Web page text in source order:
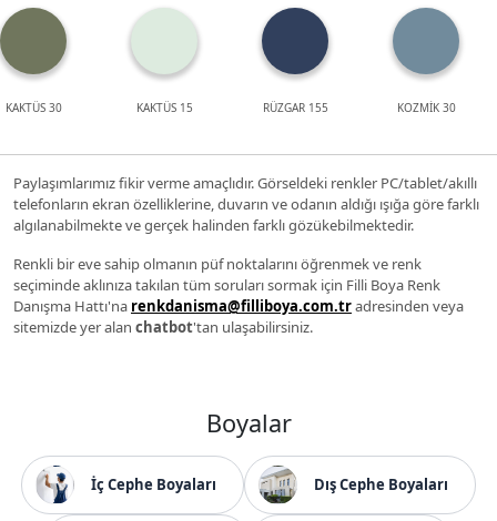
KAKTÜS 30 KAKTÜS 15 RÜZGAR 155 KOZMİK 30
Paylaşımlarımız fikir verme amaçlıdır. Görseldeki renkler PC/tablet/akıllı
telefonların ekran özelliklerine, duvarın ve odanın aldığı ışığa göre farklı
algılanabilmekte ve gerçek halinden farklı gözükebilmektedir.
Renkli bir eve sahip olmanın püf noktalarını öğrenmek ve renk
seçiminde aklınıza takılan tüm soruları sormak için Filli Boya Renk
Danışma Hattı'na renkdanisma@filliboya.com.tradresinden veya
sitemizde yer alan chatbot'tan ulaşabilirsiniz.
Boyalar
İç Cephe Boyaları Dış Cephe Boyaları